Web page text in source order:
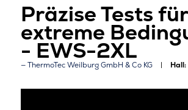
Präzise Tests für
extreme
- EWS-2XL
ThermoTec Weilburg GmbH & Co KG Hall: